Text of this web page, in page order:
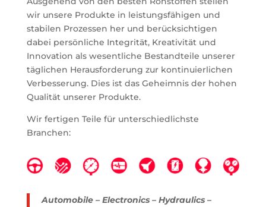
wir unsere Produkte in leistungsfähigen und
stabilen Prozessen her und berücksichtigen
dabei persönliche Integrität, Kreativität und
Innovation als wesentliche Bestandteile unserer
täglichen Herausforderung zur kontinuierlichen
Verbesserung. Dies ist das Geheimnis der hohen
Qualität unserer Produkte.
Wir fertigen Teile für unterschiedlichste
Branchen:
Automobile – Electronics – Hydraulics –